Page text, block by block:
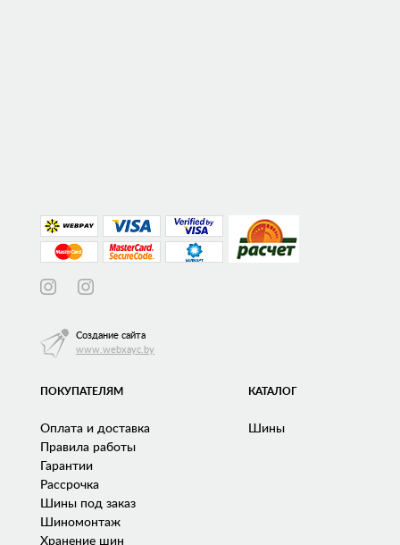
ПОКУПАТЕЛЯМ
Оплата и доставка
Правила работы
Гарантии
Рассрочка
Шины под заказ
Шиномонтаж
Хранение шин
КАТАЛОГ
Шины
Создание сайта
www.webxayc.by